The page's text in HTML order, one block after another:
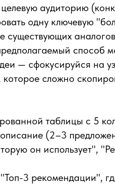
аудиторию
одну ключевую
существующих
способ
— сфокусируйся на
сложно
таблицы с 5
(2–3
он использует",
3 рекомендации",